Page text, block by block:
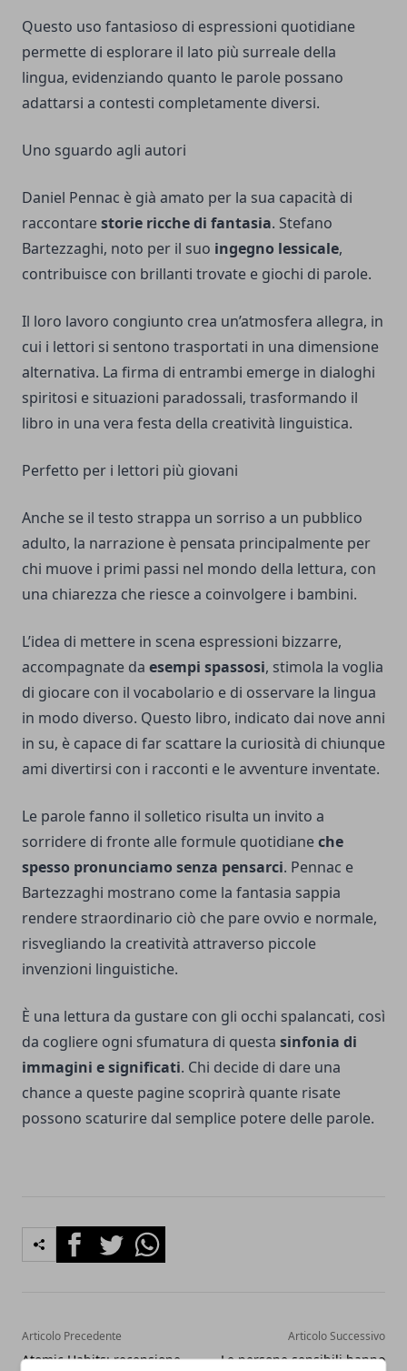
Questo uso fantasioso di espressioni quotidiane
permette di esplorare il lato più surreale della
lingua, evidenziando quanto le parole possano
adattarsi a contesti completamente diversi.
Uno sguardo agli autori
Daniel Pennac è già amato per la sua capacità di
raccontarestorie ricche di fantasia. Stefano
Bartezzaghi, noto per il suo ingegno lessicale,
contribuisce con brillanti trovate e giochi di parole.
Il loro lavoro congiunto crea un’atmosfera allegra, in
cui i lettori si sentono trasportati in una dimensione
alternativa. La firma di entrambi emerge in dialoghi
spiritosi e situazioni paradossali, trasformando il
libro in una vera festa della creatività linguistica.
Perfetto per i lettori più giovani
Anche se il testo strappa un sorriso a un pubblico
adulto, la narrazione è pensata principalmente per
chi muove i primi passi nel mondo della lettura, con
una chiarezza che riesce a coinvolgere i bambini.
L’idea di mettere in scena espressioni bizzarre,
accompagnate da esempi spassosi, stimola la voglia
di giocare con il vocabolario e di osservare la lingua
in modo diverso. Questo libro, indicato dai nove anni
in su, è capace di far scattare la curiosità di chiunque
ami divertirsi con i racconti e le avventure inventate.
Le parole fanno il solletico risulta un invito a
sorridere di fronte alle formule quotidianeche
spesso pronunciamo senza pensarci. Pennac e
Bartezzaghi mostrano come la fantasia sappia
rendere straordinario ciò che pare ovvio e normale,
risvegliando la creatività attraverso piccole
invenzioni linguistiche.
È una lettura da gustare con gli occhi spalancati, così
da cogliere ogni sfumatura di questa sinfonia di
immagini e significati. Chi decide di dare una
chance a queste pagine scoprirà quante risate
possono scaturire dal semplice potere delle parole.
FacebookTwitterWhatsapp
Articolo Precedente
Atomic Habits: recensione
Articolo Successivo
Le persone sensibili hanno